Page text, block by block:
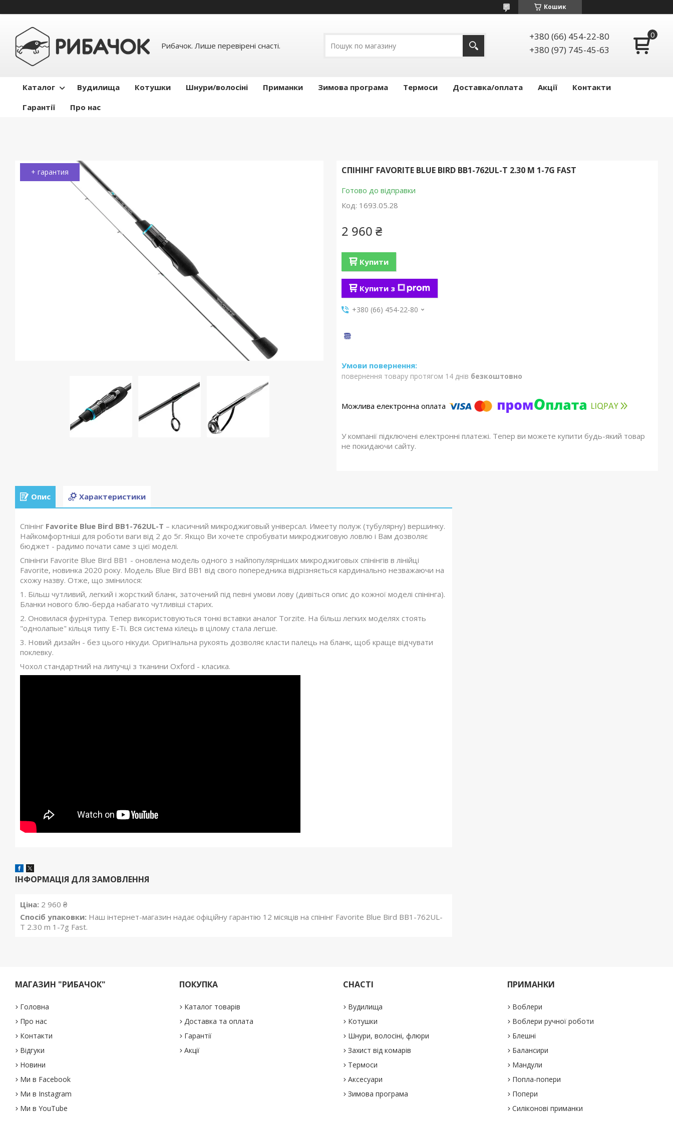
Кошик
Рибачок. Лише перевірені снасті.
+380 (66) 454-22-80
+380 (97) 745-45-63
Каталог Вудилища Котушки Шнури/волосіні Приманки Зимова програма Термоси Доставка/оплата Акції
Контакти
Гарантії
Про нас
+ гарантия СПІНІНГ FAVORITE BLUE BIRD BB1-762UL-T 2.30 M 1-7G FAST
Готово до відправки
Код: 1693.05.28
2 960 ₴
Купити
Купити з
+380 (66) 454-22-80
повернення товару протягом 14 днів безкоштовно
У компанії підключені електронні платежі. Тепер ви можете купити будь-який товар
не покидаючи сайту.
Опис Характеристики
Спінінг Favorite Blue Bird BB1-762UL-T – класичний микроджиговый універсал. Имеету полуж (тубулярну) вершинку.
Найкомфортніші для роботи ваги від 2 до 5г. Якщо Ви хочете спробувати микроджиговую ловлю і Вам дозволяє
бюджет - радимо почати саме з цієї моделі.
Спінінги Favorite Blue Bird BB1 - оновлена модель одного з найпопулярніших микроджиговых спінінгів в лінійці
Favorite, новинка 2020 року. Модель Blue Bird BB1 від свого попередника відрізняється кардинально незважаючи на
схожу назву. Отже, що змінилося:
1. Більш чутливий, легкий і жорсткий бланк, заточений під певні умови лову (дивіться опис до кожної моделі спінінга).
Бланки нового блю-берда набагато чутливіші старих.
2. Оновилася фурнітура. Тепер використовуються тонкі вставки аналог Torzite. На більш легких моделях стоять
"однолапые" кільця типу E-Ti. Вся система кілець в цілому стала легше.
3. Новий дизайн - без цього нікуди. Оригінальна рукоять дозволяє класти палець на бланк, щоб краще відчувати
поклевку.
Чохол стандартний на липучці з тканини Oxford - класика.
ІНФОРМАЦІЯ ДЛЯ ЗАМОВЛЕННЯ
Ціна: 2 960 ₴
Спосіб упаковки: Наш інтернет-магазин надає офіційну гарантію 12 місяців на спінінг Favorite Blue Bird BB1-762UL-
T 2.30 m 1-7g Fast.
МАГАЗИН "РИБАЧОК"
Головна
Про нас
Контакти
Відгуки
Новини
Ми в Facebook
Ми в Instagram
Ми в YouTube
ПОКУПКА
Каталог товарів
Доставка та оплата
Гарантії
Акції
СНАСТІ
Вудилища
Котушки
Шнури, волосіні, флюри
Захист від комарів
Термоси
Аксесуари
Зимова програма
ПРИМАНКИ
Воблери
Воблери ручної роботи
Блешні
Балансири
Мандули
Попла-попери
Попери
Силіконові приманки